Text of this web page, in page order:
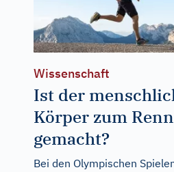
Wissenschaft
Ist der
Körper zum
gemacht?
Bei den Olympischen